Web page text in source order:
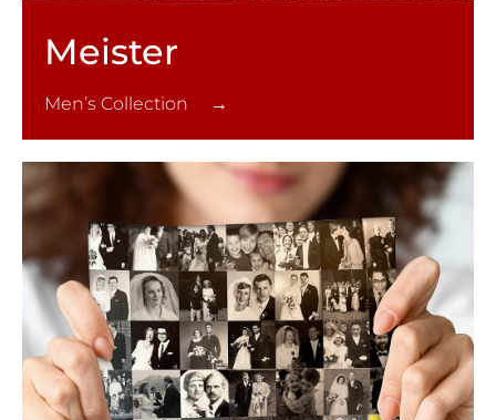
Meister
Men’s Collection →